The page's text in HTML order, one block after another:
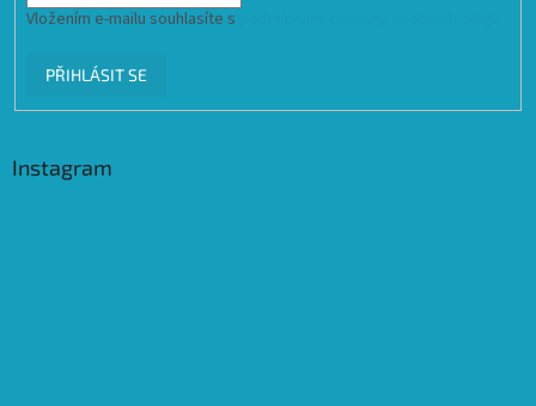
Vložením e-mailu souhlasíte s
PŘIHLÁSIT SE
Instagram